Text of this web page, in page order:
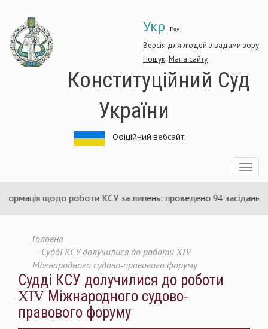
основного
матеріалу
Укр Eng
Версія для людей з вадами зору
Пошук Мапа сайту
Конституційний Суд
України
Офіційний вебсайт
Toggle
щодо роботи КСУ за липень: проведено 94 засідання та
Головна
Судді КСУ долучилися до роботи XIV
Міжнародного судово-правового форуму
Судді КСУ долучилися до роботи
XIV Міжнародного судово-
правового форуму